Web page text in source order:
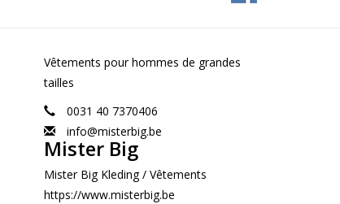
Vêtements pour hommes de grandes
tailles
0031 40 7370406
info@misterbig.be
Mister Big
Mister Big Kleding / Vêtements
https://www.misterbig.be